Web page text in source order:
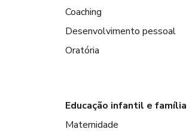
Coaching
Desenvolvimento pessoal
Oratória
Educação infantil e família
Maternidade